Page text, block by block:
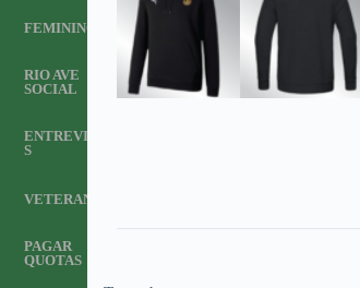
FEMININO
RIO AVE
SOCIAL
ENTREVISTA
S
VETERANOS
PAGAR
QUOTAS